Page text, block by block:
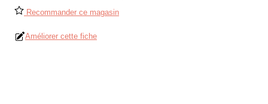
Recommander ce magasin
Améliorer cette fiche